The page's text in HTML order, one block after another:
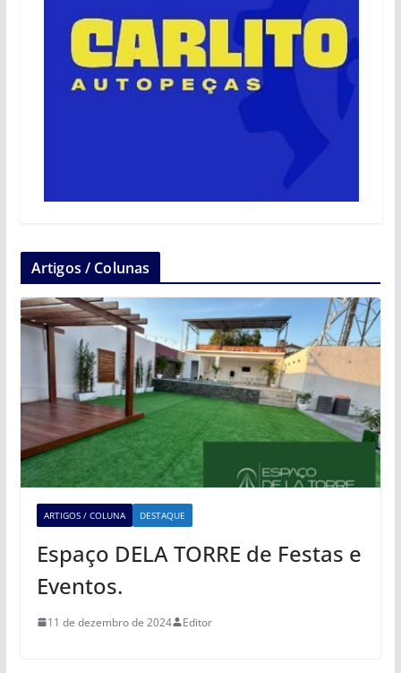
Artigos / Colunas
ARTIGOS / COLUNA DESTAQUE
Espaço DELA TORRE de Festas e
Eventos.
11 de dezembro de 2024 Editor